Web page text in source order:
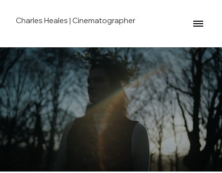
Charles Heales | Cinematographer